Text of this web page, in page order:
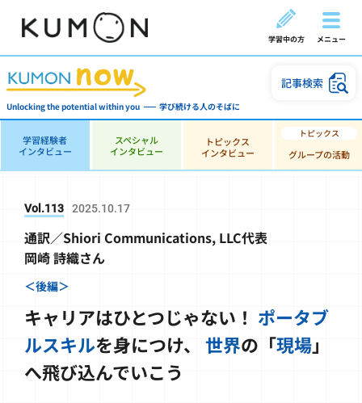
学習中の方 メニュー
Unlocking the potential within you 学び続ける人のそばに
記事検索
学習経験者
インタビュー
スペシャル
インタビュー
トピックス
インタビュー
グループの活動
Vol.113 2025.10.17
通訳／Shiori Communications, LLC代表
岡崎 詩織さん
＜後編＞
キャリアはひとつじゃない！ ポータブ
ルスキルを身につけ、 世界の「現場」
へ飛び込んでいこう